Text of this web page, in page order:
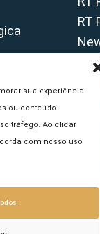
sua experiência
ou conteúdo
tráfego. Ao clicar
com nosso uso
RT
E-